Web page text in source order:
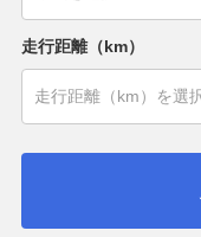
走行距離（km）